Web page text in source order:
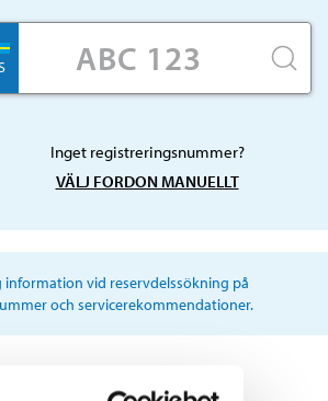
Inget registreringsnummer?
VÄLJ FORDON MANUELLT
information vid reservdelssökning på
och servicerekommendationer.